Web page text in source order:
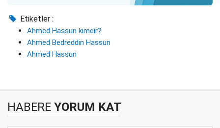
Etiketler :
Ahmed Hassun kimdir?
Ahmed Bedreddin Hassun
Ahmed Hassun
HABERE YORUM KAT